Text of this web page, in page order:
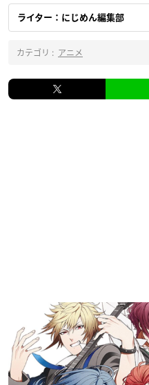
ライター：にじめん編集部
カテゴリ : アニメ